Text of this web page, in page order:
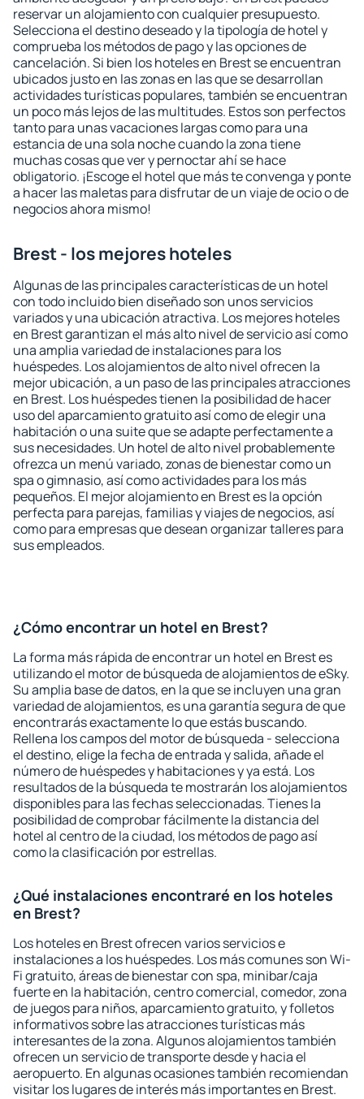
reservar un alojamiento con cualquier presupuesto.
Selecciona el destino deseado y la tipología de hotel y
comprueba los métodos de pago y las opciones de
cancelación. Si bien los hoteles en Brest se encuentran
ubicados justo en las zonas en las que se desarrollan
actividades turísticas populares, también se encuentran
un poco más lejos de las multitudes. Estos son perfectos
tanto para unas vacaciones largas como para una
estancia de una sola noche cuando la zona tiene
muchas cosas que ver y pernoctar ahí se hace
obligatorio. ¡Escoge el hotel que más te convenga y ponte
a hacer las maletas para disfrutar de un viaje de ocio o de
negocios ahora mismo!
Brest - los mejores hoteles
Algunas de las principales características de un hotel
con todo incluido bien diseñado son unos servicios
variados y una ubicación atractiva. Los mejores hoteles
en Brest garantizan el más alto nivel de servicio así como
una amplia variedad de instalaciones para los
huéspedes. Los alojamientos de alto nivel ofrecen la
mejor ubicación, a un paso de las principales atracciones
en Brest. Los huéspedes tienen la posibilidad de hacer
uso del aparcamiento gratuito así como de elegir una
habitación o una suite que se adapte perfectamente a
sus necesidades. Un hotel de alto nivel probablemente
ofrezca un menú variado, zonas de bienestar como un
spa o gimnasio, así como actividades para los más
pequeños. El mejor alojamiento en Brest es la opción
perfecta para parejas, familias y viajes de negocios, así
como para empresas que desean organizar talleres para
sus empleados.
¿Cómo encontrar un hotel en Brest?
La forma más rápida de encontrar un hotel en Brest es
utilizando el motor de búsqueda de alojamientos de eSky.
Su amplia base de datos, en la que se incluyen una gran
variedad de alojamientos, es una garantía segura de que
encontrarás exactamente lo que estás buscando.
Rellena los campos del motor de búsqueda - selecciona
el destino, elige la fecha de entrada y salida, añade el
número de huéspedes y habitaciones y ya está. Los
resultados de la búsqueda te mostrarán los alojamientos
disponibles para las fechas seleccionadas. Tienes la
posibilidad de comprobar fácilmente la distancia del
hotel al centro de la ciudad, los métodos de pago así
como la clasificación por estrellas.
¿Qué instalaciones encontraré en los hoteles
en Brest?
Los hoteles en Brest ofrecen varios servicios e
instalaciones a los huéspedes. Los más comunes son Wi-
Fi gratuito, áreas de bienestar con spa, minibar/caja
fuerte en la habitación, centro comercial, comedor, zona
de juegos para niños, aparcamiento gratuito, y folletos
informativos sobre las atracciones turísticas más
interesantes de la zona. Algunos alojamientos también
ofrecen un servicio de transporte desde y hacia el
aeropuerto. En algunas ocasiones también recomiendan
visitar los lugares de interés más importantes en Brest.